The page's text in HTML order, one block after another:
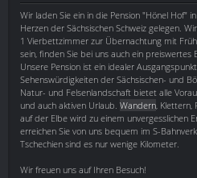
Wir laden Sie ein in die Pension "Hönel Hof"
Herzen der Sächsischen Schweiz gelegen.
1 Vierbettzimmer zur Übernachtung mit
sein, finden Sie bei uns auch ein preiswertes
Unsere Pension ist ein idealer
Sehenswürdigkeiten der Sächsischen- und
Natur- und Felsenlandschaft bietet alle
und auch aktiven Urlaub. Wandern ,
auf der Elbe wird zu einem unvergesslichen
erreichen Sie von uns bequem im S-
Tschechien sind es nur wenige Kilometer.
Wir freuen uns auf Ihren Besuch!